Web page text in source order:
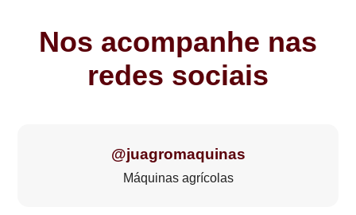
Nos acompanhe nas
redes sociais
@juagromaquinas
Máquinas agrícolas